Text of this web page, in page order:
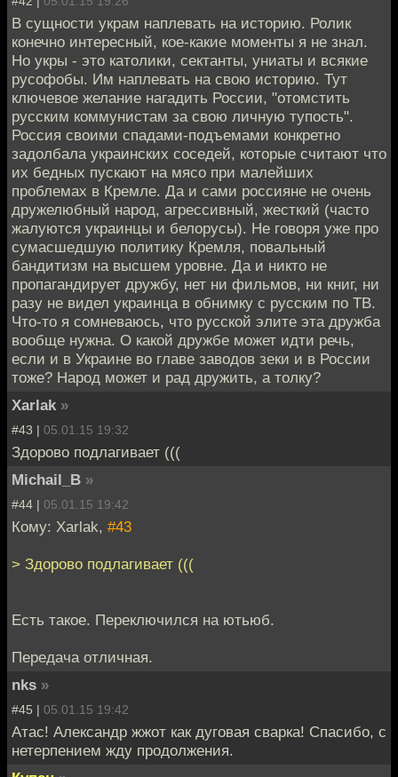
В сущности украм наплевать на историю. Ролик
конечно интересный, кое-какие моменты я не знал.
Но укры - это католики, сектанты, униаты и всякие
русофобы. Им наплевать на свою историю. Тут
ключевое желание нагадить России, "отомстить
русским коммунистам за свою личную тупость".
Россия своими спадами-подъемами конкретно
задолбала украинских соседей, которые считают что
их бедных пускают на мясо при малейших
проблемах в Кремле. Да и сами россияне не очень
дружелюбный народ, агрессивный, жесткий (часто
жалуются украинцы и белорусы). Не говоря уже про
сумасшедшую политику Кремля, повальный
бандитизм на высшем уровне. Да и никто не
пропагандирует дружбу, нет ни фильмов, ни книг, ни
разу не видел украинца в обнимку с русским по ТВ.
Что-то я сомневаюсь, что русской элите эта дружба
вообще нужна. О какой дружбе может идти речь,
если и в Украине во главе заводов зеки и в России
тоже? Народ может и рад дружить, а толку?
Xarlak »
#43 | 05.01.15 19:32
Здорово подлагивает (((
Michail_B »
#44 | 05.01.15 19:42
Кому: Xarlak, #43
> Здорово подлагивает (((
Есть такое. Переключился на ютьюб.
Передача отличная.
nks »
#45 | 05.01.15 19:42
Атас! Александр жжот как дуговая сварка! Спасибо, с
нетерпением жду продолжения.